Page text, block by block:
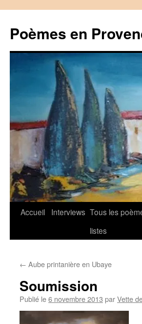
contenu
Poèmes en
Accueil Interviews Tous les
listes
← Aube printanière en Ubaye
Soumission
Publié le6 novembre 2013 parVette